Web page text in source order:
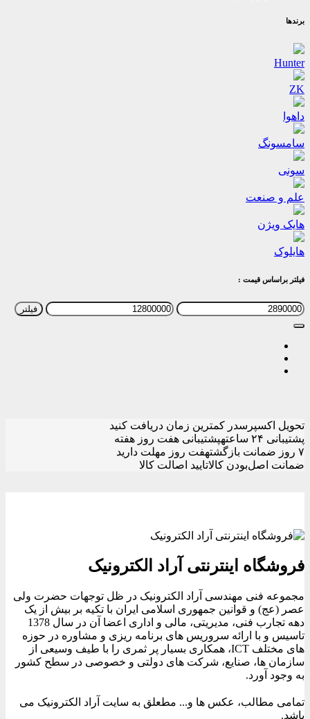
برندها
Hunter
ZK
داهوا
سامسونگ
سونی
علم و صنعت
هایک ویژن
هایلوک
فیلتر براساس قیمت :
حداقل
حداکثر
فیلتر
تحویل اکسپرسدر کمترین زمان دریافت کنید
پشتیبانی ۲۴ ساعته
پشتیبانی هفت روز هفته
۷ روز ضمانت بازگشت
هفت روز مهلت دارید
ضمانت اصل‌بودن کالاتایید اصالت کالا
فروشگاه اینترنتی آراد الکترونیک
مجموعه فنی مهندسی آراد الکترونیک در ظل توجهات حضرت ولی
عصر (عج) و قوانین جمهوری اسلامی ایران با تکیه بر بیش از یک
دهه تجارب فنی، مدیریتی، مالی و اداری اعضا آن در سال 1378
تاسیس و با ارائه سروریس های برنامه ریزی و مشاوره در حوزه
های مختلف ICT، همکاری بسیار پر ثمری را با طیف وسیعی از
سازمان ها، صنایع، شرکت های دولتی و خصوصی در سطح کشور
به وجود آورد.
تمامی مطالب، عکس ها و... مطعلق به سایت آراد الکترونیک می
باشد.